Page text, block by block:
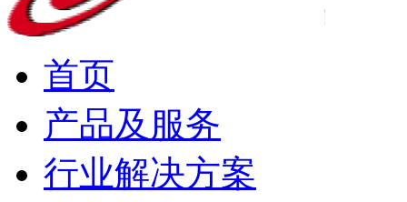
首页
产品及服务
行业解决方案